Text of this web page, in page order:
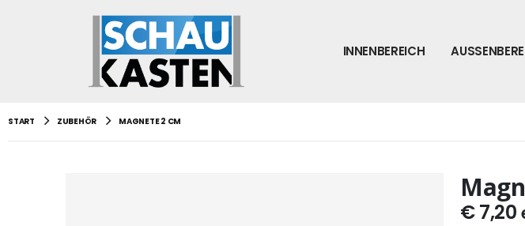
INNENBEREICH
START ZUBEHÖR MAGNETE 2 CM
€7,20